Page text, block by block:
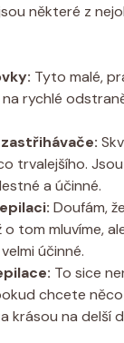
některé z
Tyto malé,
rychlé
trvalejšího.
a účinné.
Doufám,
o tom mluvíme,
účinné.
To sice
chcete
krásou na delší